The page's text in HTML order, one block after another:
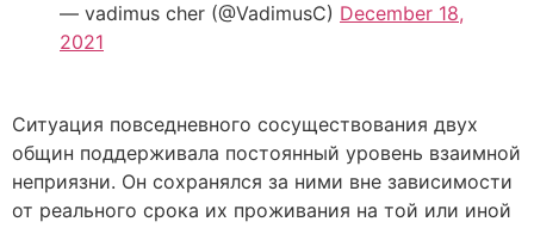
— vadimus cher (@VadimusC) December 18,
2021
Ситуация повседневного сосуществования двух
общин поддерживала постоянный уровень взаимной
неприязни. Он сохранялся за ними вне зависимости
от реального срока их проживания на той или иной